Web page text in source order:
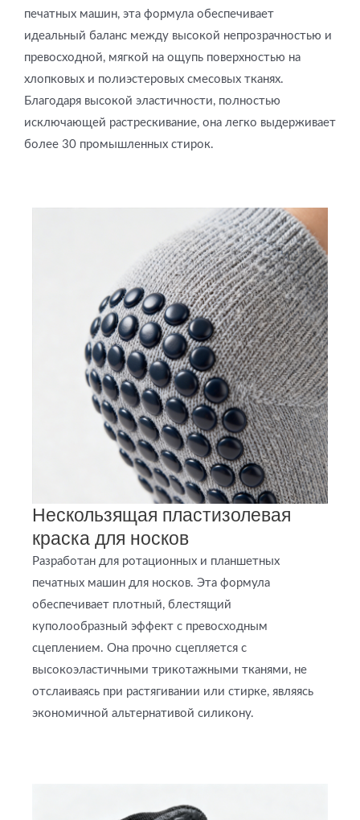
печатных машин, эта формула обеспечивает
идеальный баланс между высокой непрозрачностью и
превосходной, мягкой на ощупь поверхностью на
хлопковых и полиэстеровых смесовых тканях.
Благодаря высокой эластичности, полностью
исключающей растрескивание, она легко выдерживает
более 30 промышленных стирок.
Нескользящая пластизолевая
краска для носков
Разработан для ротационных и планшетных
печатных машин для носков. Эта формула
обеспечивает плотный, блестящий
куполообразный эффект с превосходным
сцеплением. Она прочно сцепляется с
высокоэластичными трикотажными тканями, не
отслаиваясь при растягивании или стирке, являясь
экономичной альтернативой силикону.